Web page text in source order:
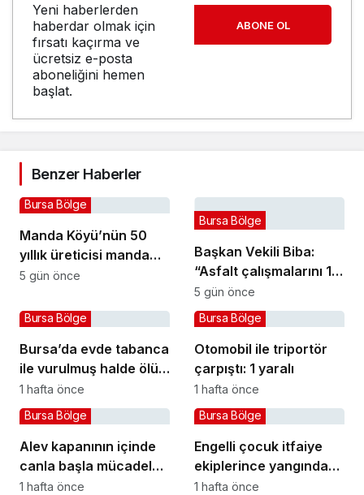
Yeni haberlerden
haberdar olmak için
fırsatı kaçırma ve
ücretsiz e-posta
aboneliğini hemen
başlat.
ABONE OL
Benzer Haberler
Manda Köyü’nün 50
yıllık üreticisi manda
sucuğu ve yoğurduyla
Bursa Bölge
5 gün önce
Başkan Vekili Biba:
“Asfalt çalışmalarını 12
kat artırdık”
Bursa Bölge
5 gün önce
Bursa’da evde tabanca
ile vurulmuş halde ölü
bulundu
Bursa Bölge
1 hafta önce
Otomobil ile triportör
çarpıştı: 1 yaralı
Bursa Bölge
1 hafta önce
Alev kapanının içinde
canla başla mücadele
ettiler:
Bursa Bölge
1 hafta önce
Engelli çocuk itfaiye
ekiplerince yangından
kurtarıldı
Bursa Bölge
1 hafta önce